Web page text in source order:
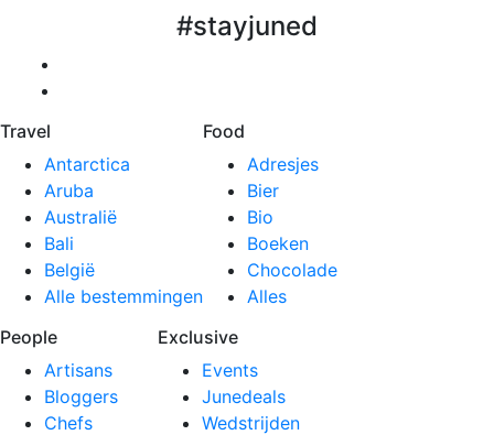
#stayjuned
Travel
Antarctica
Aruba
Australië
Bali
België
Alle bestemmingen
Food
Adresjes
Bier
Bio
Boeken
Chocolade
Alles
People
Artisans
Bloggers
Chefs
Exclusive
Events
Junedeals
Wedstrijden